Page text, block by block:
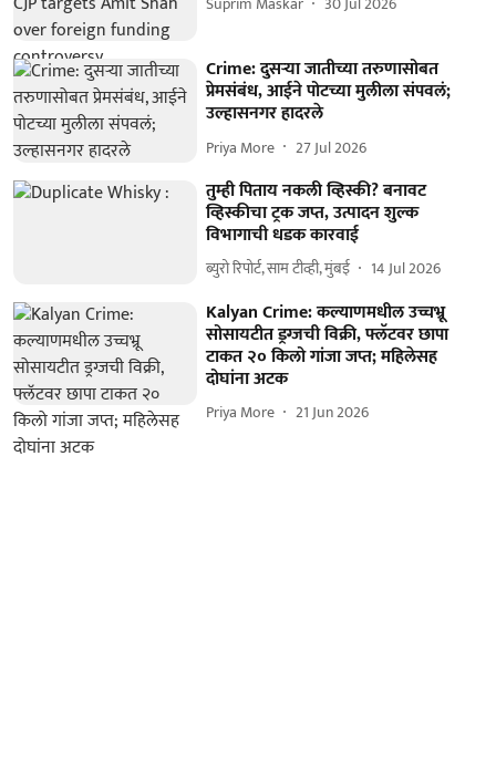
Crime: दुसऱ्या जातीच्या तरुणासोबत
प्रेमसंबंध, आईने पोटच्या मुलीला संपवलं;
उल्हासनगर हादरले
Priya More 27 Jul 2026
तुम्ही पिताय नकली व्हिस्की? बनावट
व्हिस्कीचा ट्रक जप्त, उत्पादन शुल्क
विभागाची धडक कारवाई
ब्युरो रिपोर्ट, साम टीव्ही, मुंबई 14 Jul 2026
Kalyan Crime: कल्याणमधील उच्चभ्रू
सोसायटीत ड्रग्जची विक्री, फ्लॅटवर छापा
टाकत २० किलो गांजा जप्त; महिलेसह
दोघांना अटक
Priya More 21 Jun 2026